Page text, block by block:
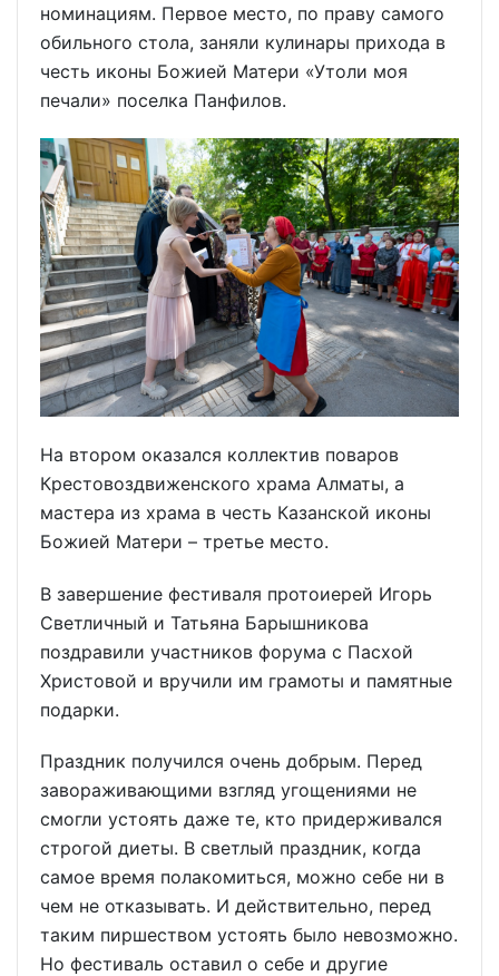
номинациям. Первое место, по праву самого
обильного стола, заняли кулинары прихода в
честь иконы Божией Матери «Утоли моя
печали» поселка Панфилов.
На втором оказался коллектив поваров
Крестовоздвиженского храма Алматы, а
мастера из храма в честь Казанской иконы
Божией Матери – третье место.
В завершение фестиваля протоиерей Игорь
Светличный и Татьяна Барышникова
поздравили участников форума с Пасхой
Христовой и вручили им грамоты и памятные
подарки.
Праздник получился очень добрым. Перед
завораживающими взгляд угощениями не
смогли устоять даже те, кто придерживался
строгой диеты. В светлый праздник, когда
самое время полакомиться, можно себе ни в
чем не отказывать. И действительно, перед
таким пиршеством устоять было невозможно.
Но фестиваль оставил о себе и другие